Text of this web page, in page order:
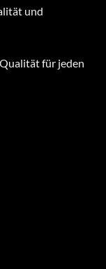
und
für jeden